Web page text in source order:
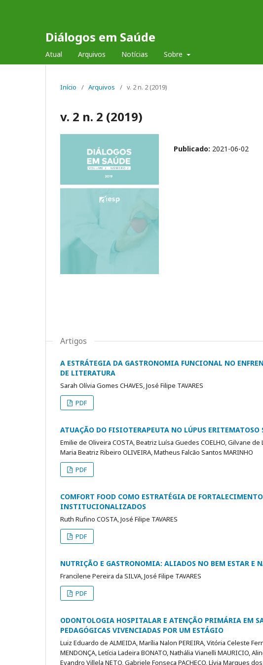
Diálogos em Saúde
Atual Arquivos Notícias Sobre
Início / Arquivos / v. 2 n. 2 (2019)
v. 2 n. 2 (2019)
Publicado: 2021-06-02
Artigos
A ESTRÁTEGIA DA GASTRONOMIA FUNCIONAL NO
DE LITERATURA
Sarah Olívia Gomes CHAVES, José Filipe TAVARES
PDF
ATUAÇÃO DO FISIOTERAPEUTA NO LÚPUS
Emilie de Oliveira COSTA, Beatriz Luísa Guedes COELHO, Gilvane de
Maria Beatriz Ribeiro OLIVEIRA, Matheus Falcão Santos MARINHO
PDF
COMFORT FOOD COMO ESTRATÉGIA DE
INSTITUCIONALIZADOS
Ruth Rufino COSTA, José Filipe TAVARES
PDF
NUTRIÇÃO E GASTRONOMIA: ALIADOS NO BEM ESTAR E
Francilene Pereira da SILVA, José Filipe TAVARES
PDF
ODONTOLOGIA HOSPITALAR E ATENÇÃO PRIMÁRIA EM
PEDAGÓGICAS VIVENCIADAS POR UM ESTÁGIO
Luiz Eduardo de ALMEIDA, Marília Nalon PEREIRA, Vitória Celeste
MENDONÇA, Letícia Ladeira BONATO, Nathália Vianelli MAURICIO,
Evandro Villela NETO, Gabriele Fonseca PACHECO, Lívia Marques